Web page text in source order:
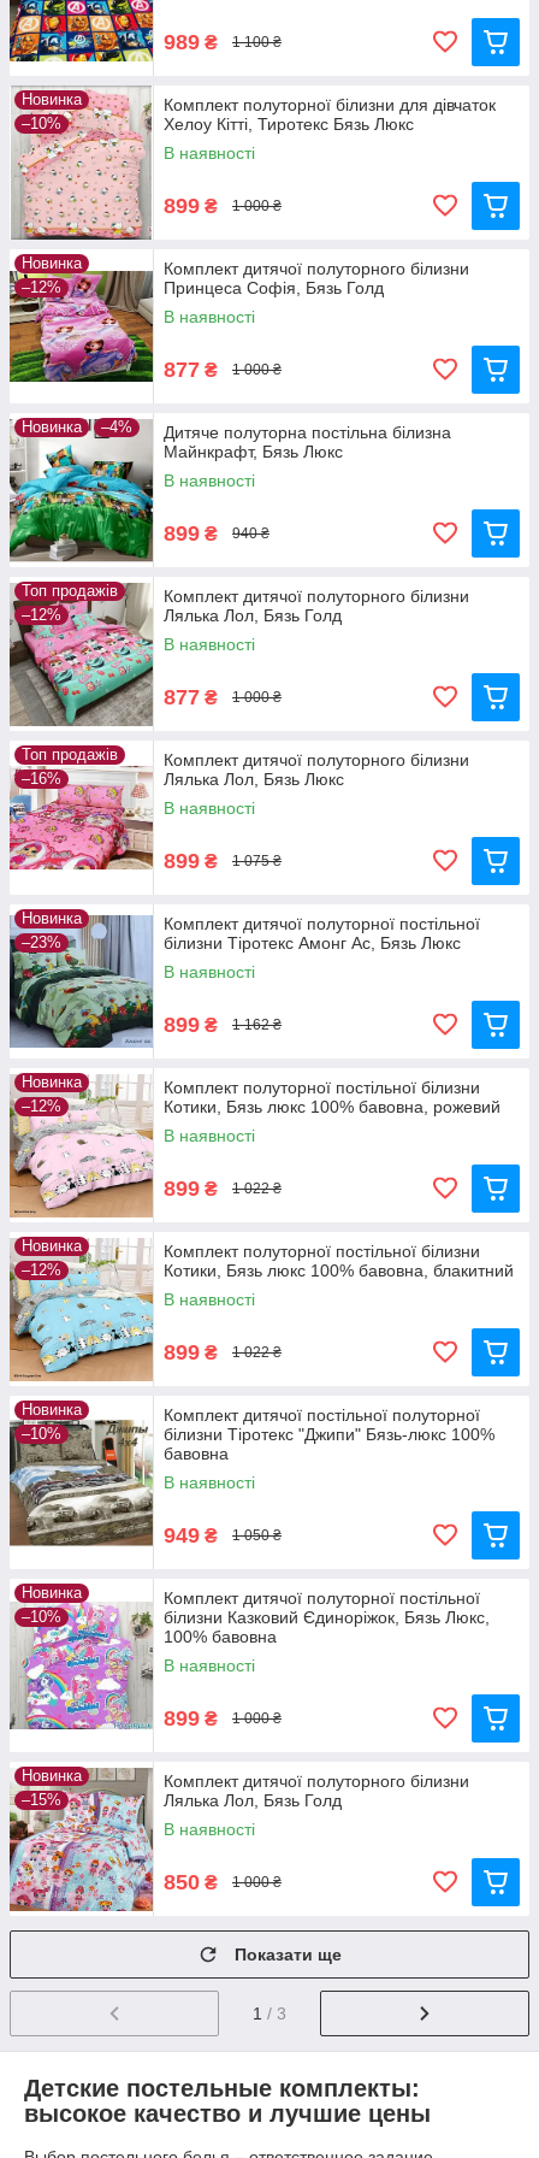
989 ₴ 1 100 ₴
Новинка
–10%
Комплект полуторної білизни для дівчаток
Хелоу Кітті, Тиротекс Бязь Люкс
В наявності
899 ₴ 1 000 ₴
Новинка
–12%
Комплект дитячої полуторного білизни
Принцеса Софія, Бязь Голд
В наявності
877 ₴ 1 000 ₴
Новинка –4%
Дитяче полуторна постільна білизна
Майнкрафт, Бязь Люкс
В наявності
899 ₴ 940 ₴
Топ продажів
–12%
Комплект дитячої полуторного білизни
Лялька Лол, Бязь Голд
В наявності
877 ₴ 1 000 ₴
Топ продажів
–16%
Комплект дитячої полуторного білизни
Лялька Лол, Бязь Люкс
В наявності
899 ₴ 1 075 ₴
Новинка
–23%
Комплект дитячої полуторної постільної
білизни Тіротекс Амонг Ас, Бязь Люкс
В наявності
899 ₴ 1 162 ₴
Новинка
–12%
Комплект полуторної постільної білизни
Котики, Бязь люкс 100% бавовна, рожевий
В наявності
899 ₴ 1 022 ₴
Новинка
–12%
Комплект полуторної постільної білизни
Котики, Бязь люкс 100% бавовна, блакитний
В наявності
899 ₴ 1 022 ₴
Новинка
–10%
Комплект дитячої постільної полуторної
білизни Тіротекс "Джипи" Бязь-люкс 100%
бавовна
В наявності
949 ₴ 1 050 ₴
Новинка
–10%
Комплект дитячої полуторної постільної
білизни Казковий Єдиноріжок, Бязь Люкс,
100% бавовна
В наявності
899 ₴ 1 000 ₴
Новинка
–15%
Комплект дитячої полуторного білизни
Лялька Лол, Бязь Голд
В наявності
850 ₴ 1 000 ₴
Показати ще
1 / 3
Детские постельные комплекты:
высокое качество и лучшие цены